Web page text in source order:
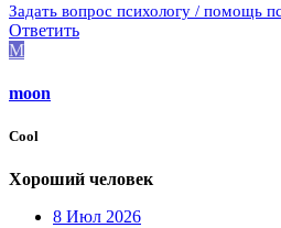
Задать вопрос психологу / помощь
Ответить
M
moon
Cool
Хороший человек
8 Июл 2026